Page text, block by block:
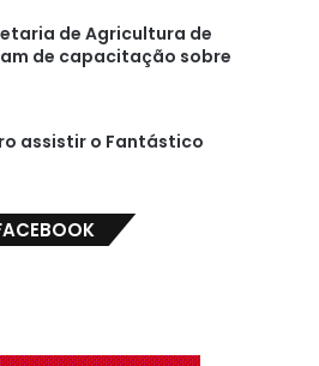
de Agricultura de
de capacitação sobre
assistir o Fantástico